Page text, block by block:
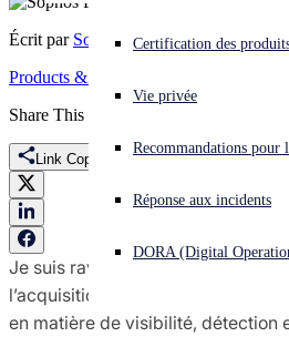
Vous subissez une cyberattaque ?
Français Open language switcher
Certification des
Vie privée
Recommandations pour
Réponse aux incidents
DORA (Digital
Écrit par Sophos France
Products & Services
Share This
Link Copied
Je suis ravi d’annoncer que
l’acquisition de
en matière de visibilité, détection